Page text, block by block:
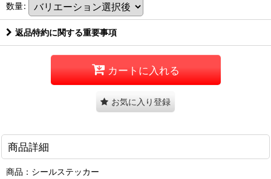
数量:
返品特約に関する重要事項
カートに入れる
お気に入り登録
商品詳細
商品：シールステッカー